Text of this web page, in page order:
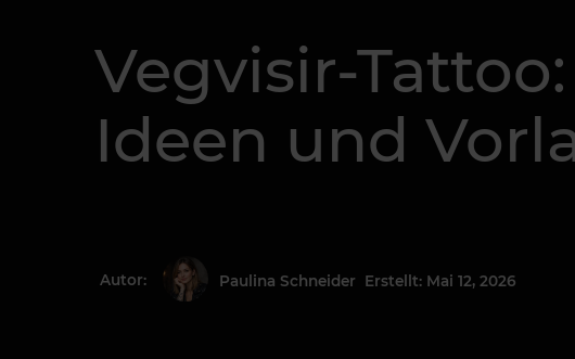
Vegvisir-
Ideen und
Autor: Paulina Schneider Erstellt: Mai 12, 2026